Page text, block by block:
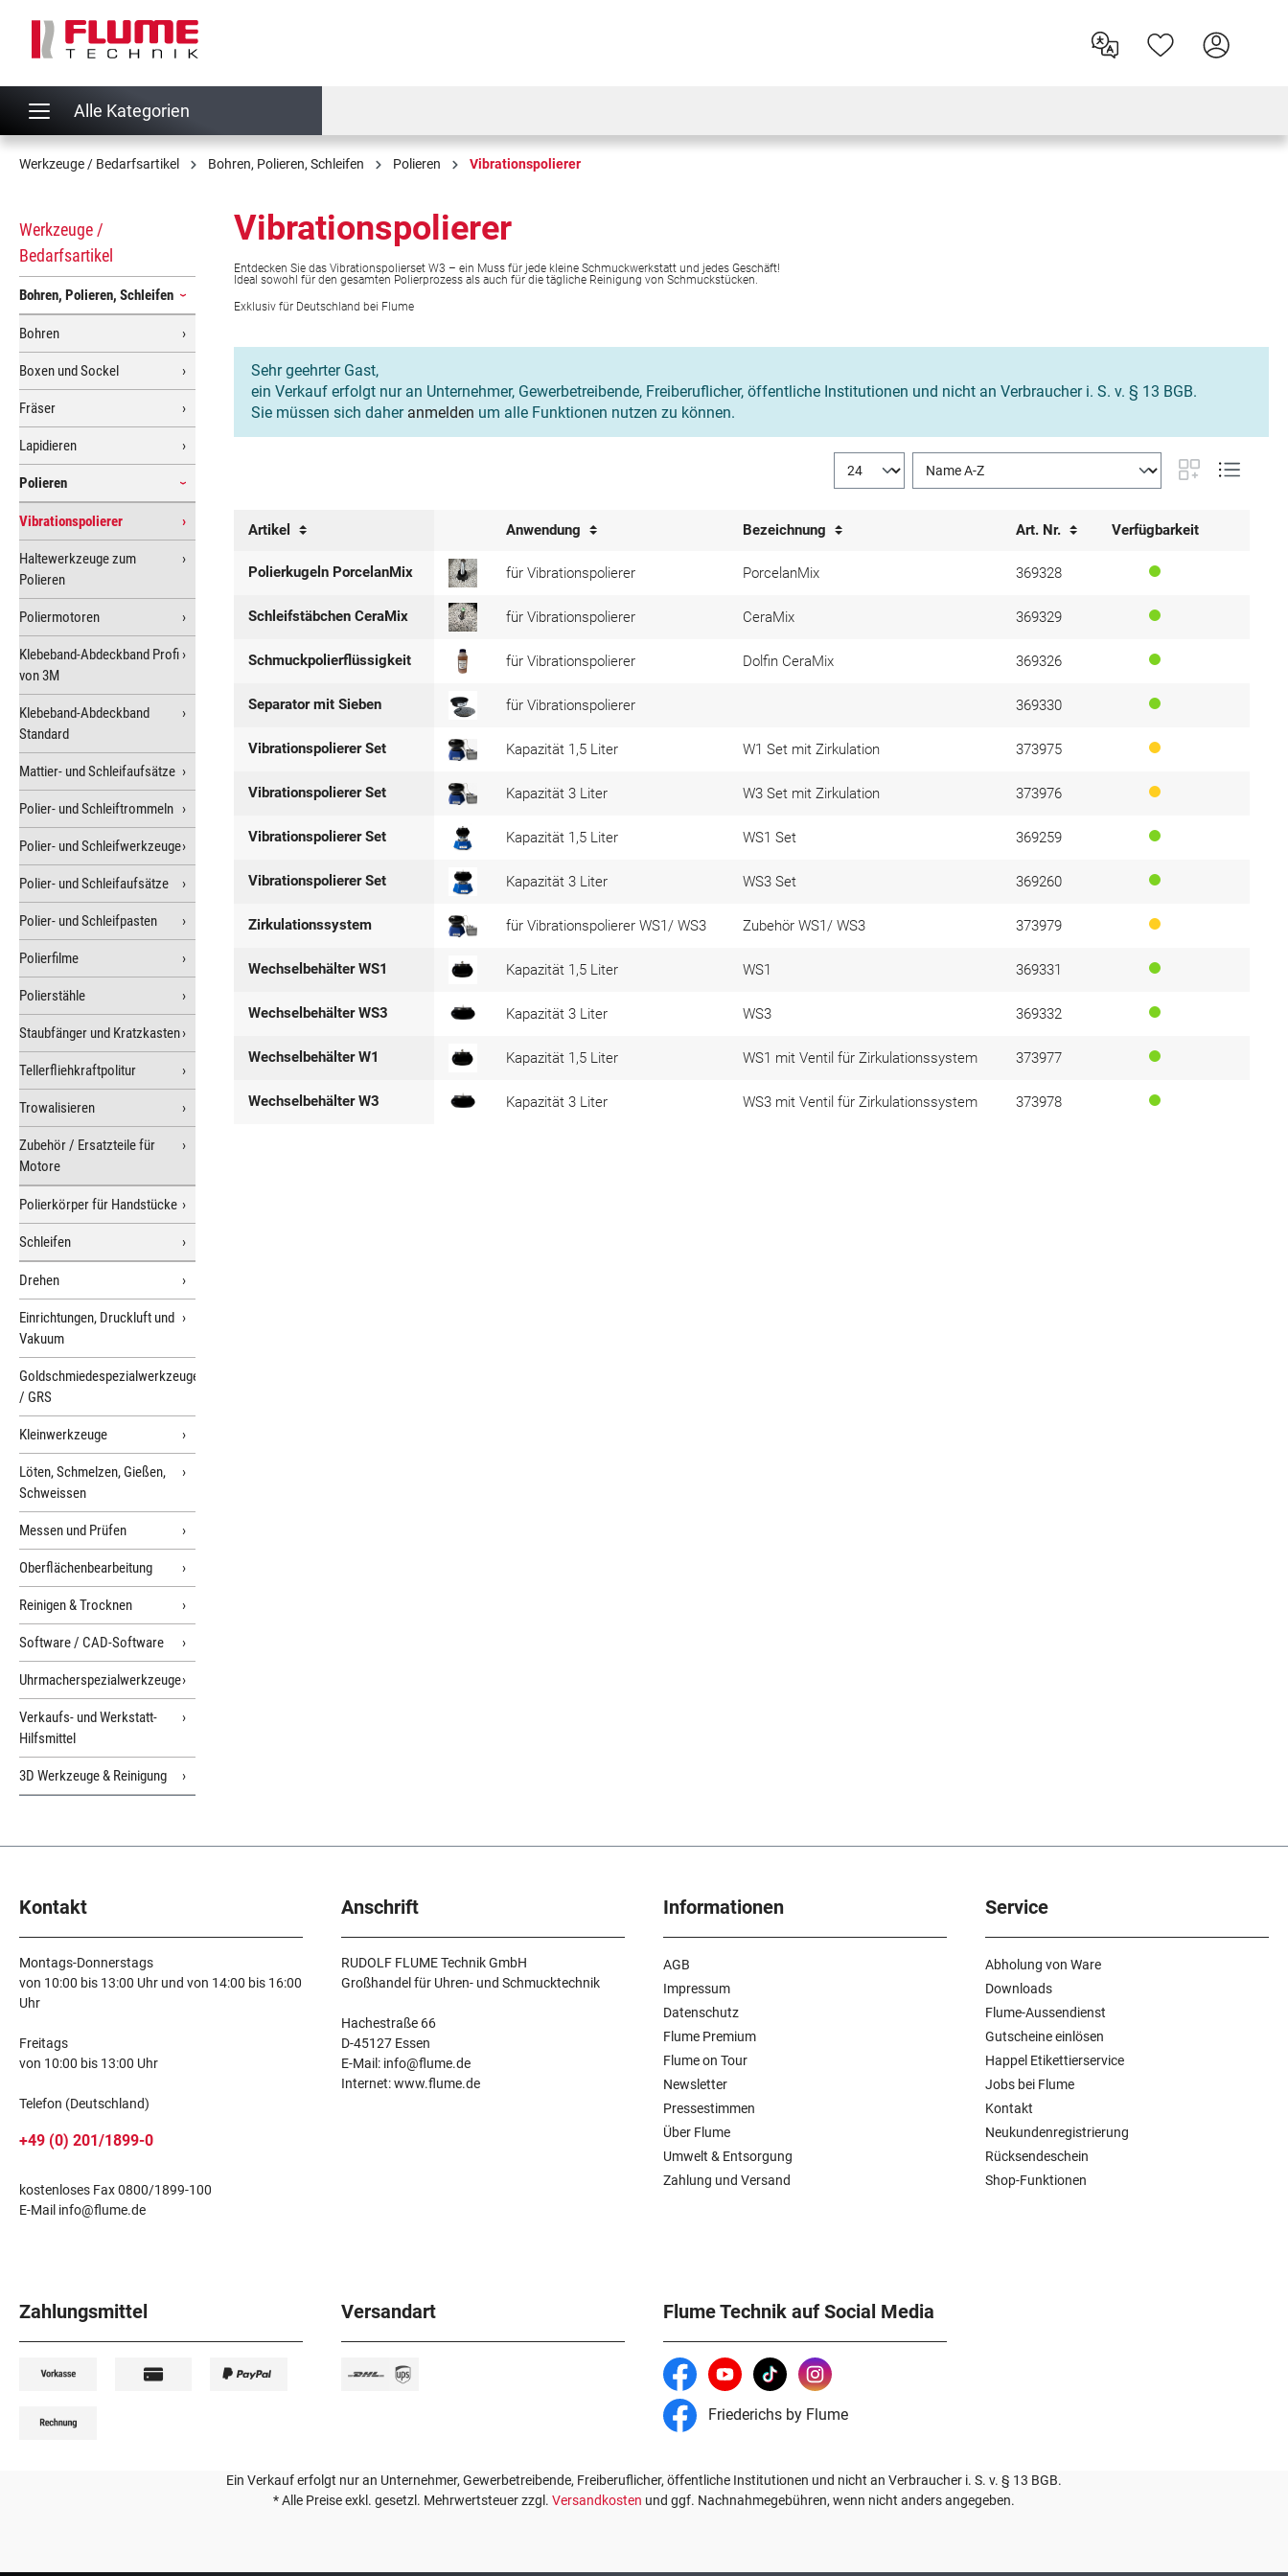
Zur Hauptnavigation springen
Alle Kategorien
Werkzeuge / Bedarfsartikel Bohren, Polieren, Schleifen Polieren Vibrationspolierer
Werkzeuge /
Bedarfsartikel
Bohren, Polieren, Schleifen
Bohren
Boxen und Sockel
Fräser
Lapidieren
Polieren
Vibrationspolierer
Haltewerkzeuge zum
Polieren
Poliermotoren
Klebeband-Abdeckband Profi
von 3M
Klebeband-Abdeckband
Standard
Mattier- und Schleifaufsätze
Polier- und Schleiftrommeln
Polier- und Schleifwerkzeuge
Polier- und Schleifaufsätze
Polier- und Schleifpasten
Polierfilme
Polierstähle
Staubfänger und Kratzkasten
Tellerfliehkraftpolitur
Trowalisieren
Zubehör / Ersatzteile für
Motore
Polierkörper für Handstücke
Schleifen
Drehen
Einrichtungen, Druckluft und
Vakuum
Goldschmiedespezialwerkzeuge
/ GRS
Kleinwerkzeuge
Löten, Schmelzen, Gießen,
Schweissen
Messen und Prüfen
Oberflächenbearbeitung
Reinigen & Trocknen
Software / CAD-Software
Uhrmacherspezialwerkzeuge
Verkaufs- und Werkstatt-
Hilfsmittel
3D Werkzeuge & Reinigung
Vibrationspolierer
Entdecken Sie das Vibrationspolierset W3 – ein Muss für jede kleine Schmuckwerkstatt und jedes Geschäft!
Ideal sowohl für den gesamten Polierprozess als auch für die tägliche Reinigung von Schmuckstücken.
Exklusiv für Deutschland bei Flume
Sehr geehrter Gast,
ein Verkauf erfolgt nur an Unternehmer, Gewerbetreibende, Freiberuflicher, öffentliche Institutionen und nicht an Verbraucher i. S. v. § 13 BGB.
Sie müssen sich daher anmelden um alle Funktionen nutzen zu können.
Artikel Anwendung Bezeichnung Art. Nr. Verfügbarkeit
Polierkugeln PorcelanMix für Vibrationspolierer PorcelanMix 369328
Schleifstäbchen CeraMix für Vibrationspolierer CeraMix 369329
Schmuckpolierflüssigkeit für Vibrationspolierer Dolfin CeraMix 369326
Separator mit Sieben für Vibrationspolierer 369330
Vibrationspolierer Set Kapazität 1,5 Liter W1 Set mit Zirkulation 373975
Vibrationspolierer Set Kapazität 3 Liter W3 Set mit Zirkulation 373976
Vibrationspolierer Set Kapazität 1,5 Liter WS1 Set 369259
Vibrationspolierer Set Kapazität 3 Liter WS3 Set 369260
Zirkulationssystem für Vibrationspolierer WS1/ WS3 Zubehör WS1/ WS3 373979
Wechselbehälter WS1 Kapazität 1,5 Liter WS1 369331
Wechselbehälter WS3 Kapazität 3 Liter WS3 369332
Wechselbehälter W1 Kapazität 1,5 Liter WS1 mit Ventil für Zirkulationssystem 373977
Wechselbehälter W3 Kapazität 3 Liter WS3 mit Ventil für Zirkulationssystem 373978
Kontakt
Montags-Donnerstags
von 10:00 bis 13:00 Uhr und von 14:00 bis 16:00
Uhr
Freitags
von 10:00 bis 13:00 Uhr
Telefon (Deutschland)
+49 (0) 201/1899-0
kostenloses Fax 0800/1899-100
E-Mail info@flume.de
Anschrift
RUDOLF FLUME Technik GmbH
Großhandel für Uhren- und Schmucktechnik
Hachestraße 66
D-45127 Essen
E-Mail: info@flume.de
Internet: www.flume.de
Informationen
AGB
Impressum
Datenschutz
Flume Premium
Flume on Tour
Newsletter
Pressestimmen
Über Flume
Umwelt & Entsorgung
Zahlung und Versand
Service
Abholung von Ware
Downloads
Flume-Aussendienst
Gutscheine einlösen
Happel Etikettierservice
Jobs bei Flume
Kontakt
Neukundenregistrierung
Rücksendeschein
Shop-Funktionen
Zahlungsmittel Versandart Flume Technik auf Social Media
Friederichs by Flume
Ein Verkauf erfolgt nur an Unternehmer, Gewerbetreibende, Freiberuflicher, öffentliche Institutionen und nicht an Verbraucher i. S. v. § 13 BGB.
* Alle Preise exkl. gesetzl. Mehrwertsteuer zzgl. Versandkosten und ggf. Nachnahmegebühren, wenn nicht anders angegeben.